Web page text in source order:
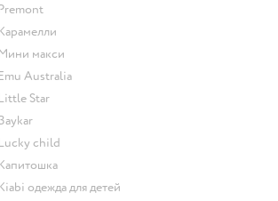
Premont
Карамелли
Мини макси
Emu Australia
Little Star
Baykar
Lucky child
Капитошка
Kiabi одежда для детей